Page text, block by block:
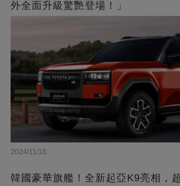
外全面升級驚艷登場！」
2024/11/18
韓國豪華旗艦！全新起亞K9亮相，